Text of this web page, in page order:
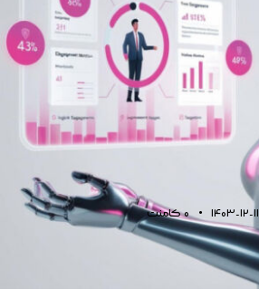
1403-12-11
0 کامنت